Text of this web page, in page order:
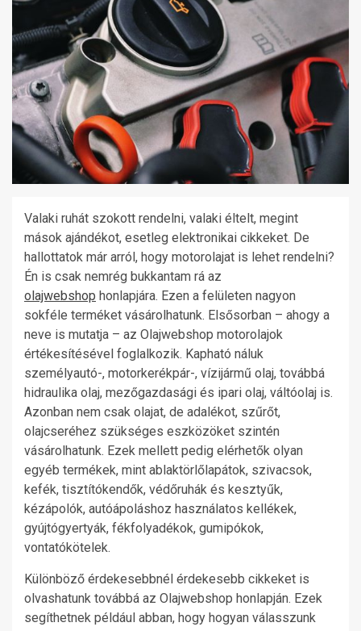
Valaki ruhát szokott rendelni, valaki éltelt, megint
mások ajándékot, esetleg elektronikai cikkeket. De
hallottatok már arról, hogy motorolajat is lehet rendelni?
Én is csak nemrég bukkantam rá az
olajwebshop honlapjára. Ezen a felületen nagyon
sokféle terméket vásárolhatunk. Elsősorban – ahogy a
neve is mutatja – az Olajwebshop motorolajok
értékesítésével foglalkozik. Kapható náluk
személyautó-, motorkerékpár-, vízijármű olaj, továbbá
hidraulika olaj, mezőgazdasági és ipari olaj, váltóolaj is.
Azonban nem csak olajat, de adalékot, szűrőt,
olajcseréhez szükséges eszközöket szintén
vásárolhatunk. Ezek mellett pedig elérhetők olyan
egyéb termékek, mint ablaktörlőlapátok, szivacsok,
kefék, tisztítókendők, védőruhák és kesztyűk,
kézápolók, autóápoláshoz használatos kellékek,
gyújtógyertyák, fékfolyadékok, gumipókok,
vontatókötelek.
Különböző érdekesebbnél érdekesebb cikkeket is
olvashatunk továbbá az Olajwebshop honlapján. Ezek
segíthetnek például abban, hogy hogyan válasszunk